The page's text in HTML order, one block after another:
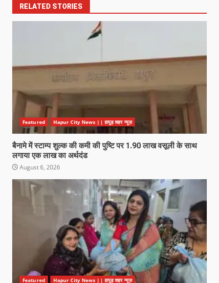
RELATED STORIES
Featured Hapur City News || हापुड़ शहर न्यूज़
बैनामे में स्टाम्प शुल्क की कमी की पुष्टि पर 1.90 लाख वसूली के साथ
लगाया एक लाख का अर्थदंड
August 6, 2026
Featured Hapur City News || हापुड़ शहर न्यूज़